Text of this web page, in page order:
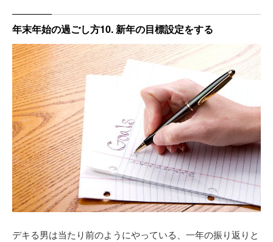
年末年始の過ごし方10. 新年の目標設定をする
デキる男は当たり前のようにやっている、一年の振り返りと